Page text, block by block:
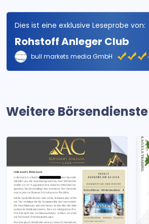
Dies ist eine exklusive Leseprobe von:
Rohstoff Anleger Club
bull markets media GmbH
Weitere Börsendienste